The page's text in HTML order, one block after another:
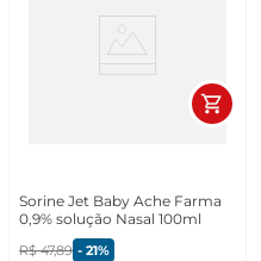
Sorine Jet Baby Ache Farma
0,9% solução Nasal 100ml
R$ 47,89 - 21%